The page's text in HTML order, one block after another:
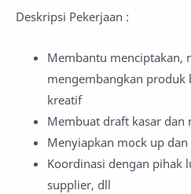
Deskripsi Pekerjaan :
Membantu menciptakan,
mengembangkan produk
kreatif
Membuat draft kasar dan
Menyiapkan mock up
Koordinasi dengan pihak
supplier, dll